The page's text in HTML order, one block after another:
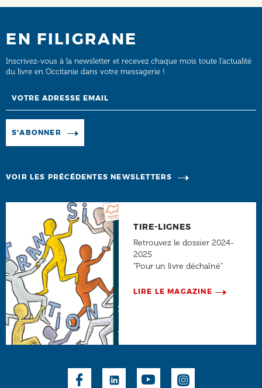
EN FILIGRANE
Inscrivez-vous à la newsletter et recevez chaque mois toute l’actualité
du livre en Occitanie dans votre messagerie !
S'ABONNER
VOIR LES PRÉCÉDENTES NEWSLETTERS
TIRE-LIGNES
Retrouvez le dossier 2024-
2025
"Pour un livre déchaîné"
LIRE LE MAGAZINE